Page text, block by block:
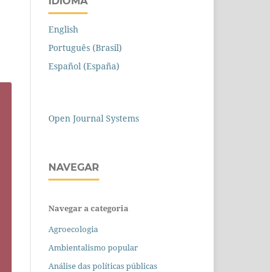
English
Português (Brasil)
Español (España)
Open Journal Systems
NAVEGAR
Navegar a categoria
Agroecologia
Ambientalismo popular
Análise das políticas públicas